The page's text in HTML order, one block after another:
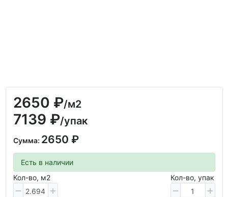
2650 ₽/м2
7139 ₽/упак
Сумма: 2650 ₽
Есть в наличии
Кол-во, м2
Кол-во, упак